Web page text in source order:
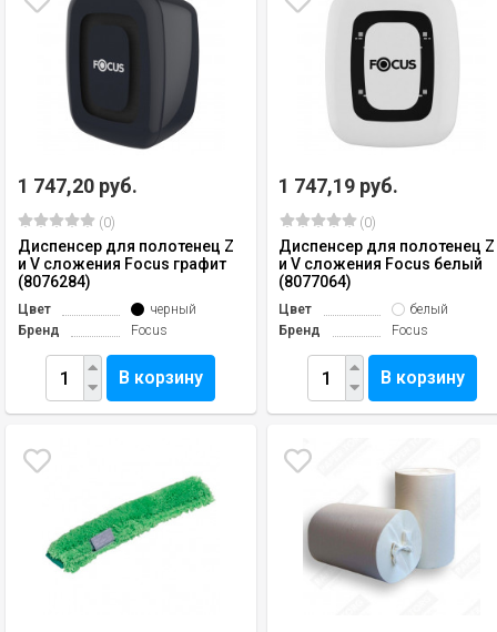
1 747,20 руб.
(0)
Диспенсер для полотенец Z
и V сложения Focus графит
(8076284)
Цвет
черный
Бренд
Focus
В корзину
1 747,19 руб.
(0)
Диспенсер для полотенец Z
и V сложения Focus белый
(8077064)
Цвет
белый
Бренд
Focus
В корзину